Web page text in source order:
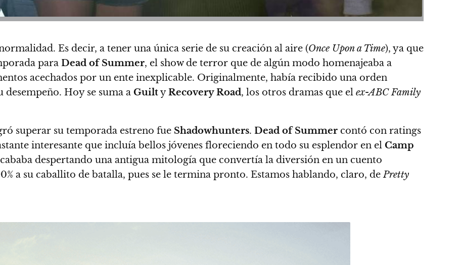
Es decir, a tener una única serie de su creación al aire (Once Upon a Time), ya que
para Dead of Summer, el show de terror que de algún modo homenajeaba a
acechados por un ente inexplicable. Originalmente, había recibido una orden
desempeño. Hoy se suma a GuiltyRecovery Road, los otros dramas que el ex-ABC Family
superar su temporada estreno fue Shadowhunters. Dead of Summer contó con ratings
interesante que incluía bellos jóvenes floreciendo en todo su esplendor en el Camp
despertando una antigua mitología que convertía la diversión en un cuento
a su caballito de batalla, pues se le termina pronto. Estamos hablando, claro, dePretty